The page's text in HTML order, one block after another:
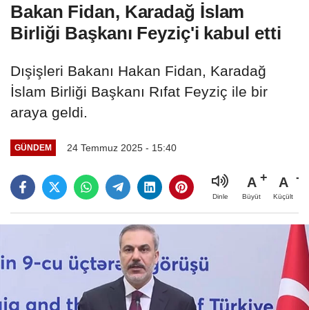
Bakan Fidan, Karadağ İslam
Birliği Başkanı Feyziç'i kabul etti
Dışişleri Bakanı Hakan Fidan, Karadağ
İslam Birliği Başkanı Rıfat Feyziç ile bir
araya geldi.
GÜNDEM 24 Temmuz 2025 - 15:40
Dinle
A
Büyüt
A
Küçült